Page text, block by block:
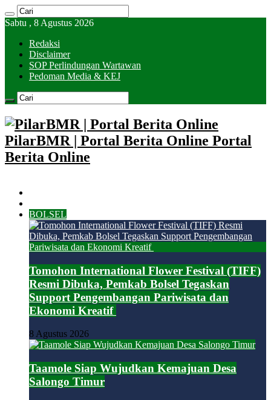
Sabtu , 8 Agustus 2026
Redaksi
Disclaimer
SOP Perlindungan Wartawan
Pedoman Media & KEJ
PilarBMR | Portal Berita Online Portal
Berita Online
BOLSEL
Tomohon International Flower Festival (TIFF)
Resmi Dibuka, Pemkab Bolsel Tegaskan
Support Pengembangan Pariwisata dan
Ekonomi Kreatif
8 Agustus 2026
Taamole Siap Wujudkan Kemajuan Desa
Salongo Timur